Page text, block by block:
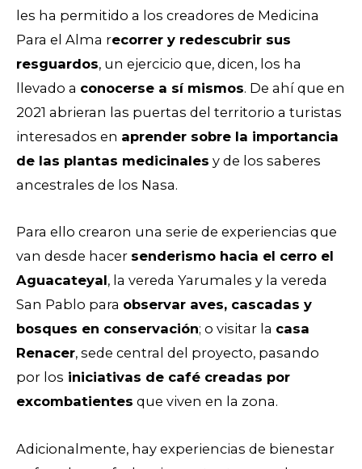
les ha permitido a los creadores de Medicina
Para el Alma recorrer y redescubrir sus
resguardos, un ejercicio que, dicen, los ha
llevado a conocerse a sí mismos. De ahí que en
2021 abrieran las puertas del territorio a turistas
interesados en aprender sobre la importancia
de las plantas medicinales y de los saberes
ancestrales de los Nasa.
Para ello crearon una serie de experiencias que
van desde hacer senderismo hacia el cerro el
Aguacateyal, la vereda Yarumales y la vereda
San Pablo para observar aves, cascadas y
bosques en conservación; o visitar la casa
Renacer, sede central del proyecto, pasando
por los iniciativas de café creadas por
excombatientes que viven en la zona.
Adicionalmente, hay experiencias de bienestar